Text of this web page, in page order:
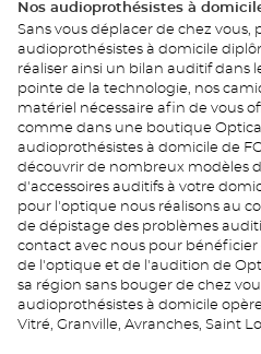
Nos audioprothésistes à
Sans vous déplacer de chez
audioprothésistes à domicile
réaliser ainsi un bilan auditif dans
pointe de la technologie, nos
matériel nécessaire afin de vous
comme dans une boutique
audioprothésistes à domicile de
découvrir de nombreux modèles
d'accessoires auditifs à votre
pour l'optique nous réalisons au
de dépistage des problèmes
contact avec nous pour bénéficier
de l'optique et de l'audition de
sa région sans bouger de chez
audioprothésistes à domicile
Vitré, Granville, Avranches, Saint Lo